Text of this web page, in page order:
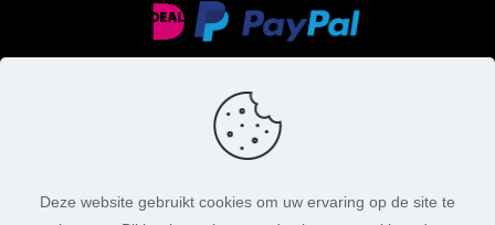
Deze website gebruikt cookies om uw ervaring op de site te